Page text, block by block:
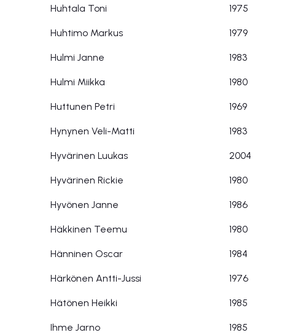
Huhtala Toni 1975
Huhtimo Markus 1979
Hulmi Janne 1983
Hulmi Miikka 1980
Huttunen Petri 1969
Hynynen Veli-Matti 1983
Hyvärinen Luukas 2004
Hyvärinen Rickie 1980
Hyvönen Janne 1986
Häkkinen Teemu 1980
Hänninen Oscar 1984
Härkönen Antti-Jussi 1976
Hätönen Heikki 1985
Ihme Jarno 1985